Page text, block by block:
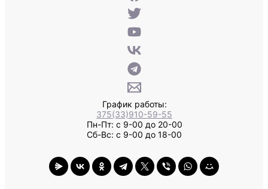
График работы:
375(33)910-59-55
Пн-Пт: с 9-00 до 20-00
Сб-Вс: с 9-00 до 18-00